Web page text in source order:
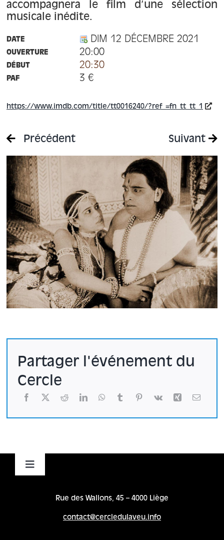
accompagnera le film d’une sélection
musicale inédite.
DATE DIM 12 DÉCEMBRE 2021
OUVERTURE 20:00
DÉBUT 20:30
PAF 3 €
https://www.imdb.com/title/tt0016240/?ref_=fn_tt_tt_1
Précédent Suivant
Partager l'événement du
Cercle
Toggle
Rue des Wallons, 45 – 4000 Liège
contact@cercledulaveu.info